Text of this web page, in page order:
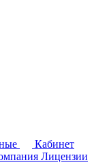
Кабинет
Лицензии